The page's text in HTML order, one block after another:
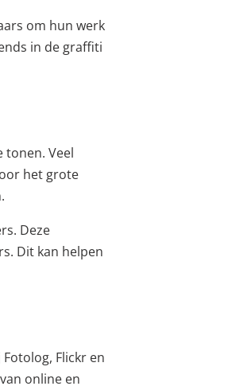
om hun werk
in de graffiti
tonen. Veel
het grote
Deze
Dit kan helpen
Flickr en
online en